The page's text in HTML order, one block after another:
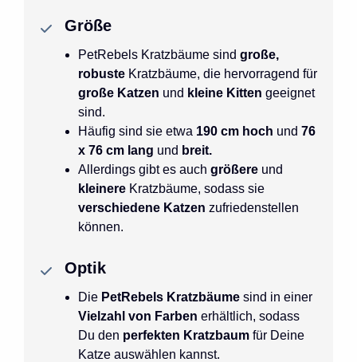
Größe
PetRebels Kratzbäume sind große,
robuste Kratzbäume, die hervorragend für
große Katzen und kleine Kitten geeignet
sind.
Häufig sind sie etwa 190 cm hoch und 76
x 76 cm lang und breit.
Allerdings gibt es auch größere und
kleinere Kratzbäume, sodass sie
verschiedene Katzen zufriedenstellen
können.
Optik
Die PetRebels Kratzbäume sind in einer
Vielzahl von Farben erhältlich, sodass
Du den perfekten Kratzbaum für Deine
Katze auswählen kannst.